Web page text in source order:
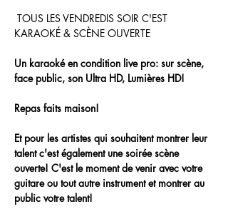
TOUS LES VENDREDIS SOIR C'EST
KARAOKÉ & SCÈNE OUVERTE
Un karaoké en condition live pro: sur scène,
face public, son Ultra HD, Lumières HD!
Repas faits maison!
Et pour les artistes qui souhaitent montrer leur
talent c'est également une soirée scène
ouverte! C'est le moment de venir avec votre
guitare ou tout autre instrument et montrer au
public votre talent!